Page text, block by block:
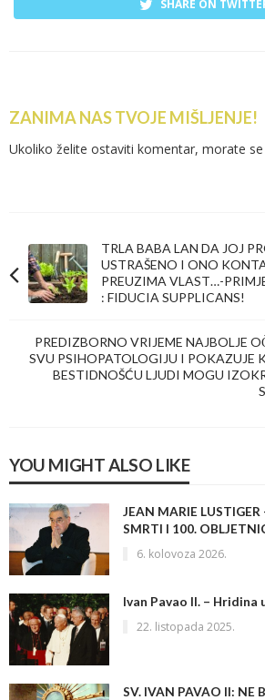
SHARE ON
ZANIMA NAS TVOJE MIŠLJENJE!
Ukoliko želite ostaviti komentar, morate se
TRLA BABA LAN DA JOJ
USTRAŠENO I ONO
PREUZIMA VLAST…-
: FIDUCIA SUPPLICANS!
PREDIZBORNO VRIJEME NAJBOLJE
SVU PSIHOPATOLOGIJU I POKAZUJE
BESTIDNOŠĆU LJUDI MOGU
YOU MIGHT ALSO LIKE
JEAN MARIE
SMRTI I 100.
6. kolovoza 2026.
Ivan Pavao II. – Hridina
22. listopada 2025.
SV. IVAN PAVAO II: NE